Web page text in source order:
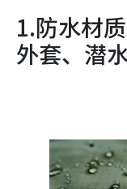
1.防水材
外套、潜水